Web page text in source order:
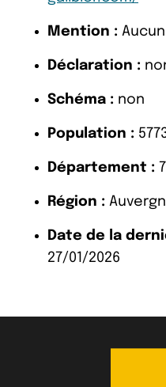
Mention :
Déclaration :
Schéma : non
Population :
Département :
Région :
Date de la
27/01/2026